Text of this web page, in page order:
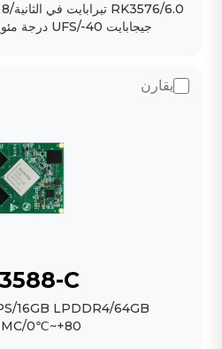
جيجابايت UFS/-40 درجة مئوية ~+85 درجة مئوية
يقارن
C
16GB LPDDR4/64GB
0℃~+80℃